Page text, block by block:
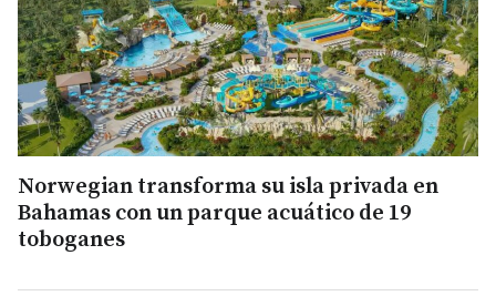
Norwegian transforma su isla privada en
Bahamas con un parque acuático de 19
toboganes